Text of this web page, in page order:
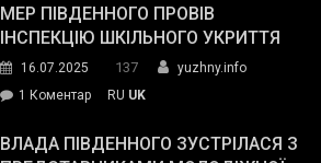
органів:
«Наш
спільний
окупанти.
ДСНС
власноруч
пожежу
у
МЕР ПІВДЕННОГО ПРОВІВ
ІНСПЕКЦІЮ ШКІЛЬНОГО УКРИТТЯ
16.07.2025 137
yuzhny.info
1 Коментардо
Південного
RU UK
ВЛАДА ПІВДЕННОГО ЗУСТРІЛАСЯ З